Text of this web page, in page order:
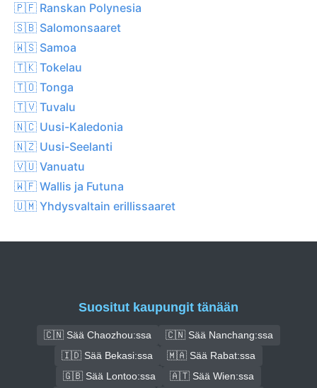
🇵🇫 Ranskan Polynesia
🇸🇧 Salomonsaaret
🇼🇸 Samoa
🇹🇰 Tokelau
🇹🇴 Tonga
🇹🇻 Tuvalu
🇳🇨 Uusi-Kaledonia
🇳🇿 Uusi-Seelanti
🇻🇺 Vanuatu
🇼🇫 Wallis ja Futuna
🇺🇲 Yhdysvaltain erillissaaret
Suositut kaupungit tänään
🇨🇳 Sää Chaozhou:ssa
🇨🇳 Sää Nanchang:ssa
🇮🇩 Sää Bekasi:ssa
🇲🇦 Sää Rabat:ssa
🇬🇧 Sää Lontoo:ssa
🇦🇹 Sää Wien:ssa